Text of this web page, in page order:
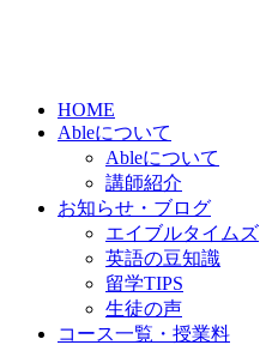
HOME
Ableについて
Ableについて
講師紹介
お知らせ・ブログ
エイブルタイムズ
英語の豆知識
留学TIPS
生徒の声
コース一覧・授業料